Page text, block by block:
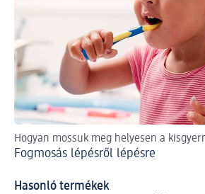
Hogyan mossuk meg helyesen a
Fogmosás lépésről lépésre
Hasonló termékek